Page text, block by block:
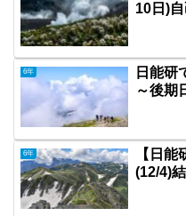
10日)
6年
日能研
～後期
6年
【日
(12/4)